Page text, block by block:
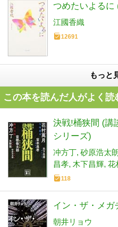
つめたいよるに
江國香織
12691
もっと
この本を読んだ人がよく読
決戦!桶狭間 (講
シリーズ)
冲方丁 砂原浩太
昌孝 木下昌輝 花
118
イン・ザ・メガ
朝井リョウ